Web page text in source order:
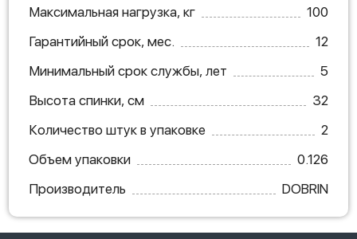
Максимальная нагрузка, кг
100
Гарантийный срок, мес.
12
Минимальный срок службы, лет
5
Высота спинки, см
32
Количество штук в упаковке
2
Объем упаковки
0.126
Производитель
DOBRIN